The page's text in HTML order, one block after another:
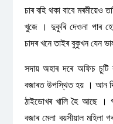
চাৰ বহি থকা বাবে মৰমীয়েও
খুজে । দুকুৰি দেওনা পাৰ
চাদৰ খনে তাইৰ বুকুখন যেন
সদায় অহাৰ দৰে অফিচ চুটি
বজাৰত উপস্থিত হয় । আন
ঠাইডোখৰ খালি হৈ আছে ।
বজাৰ মেলা বয়সীয়াল মহিলা